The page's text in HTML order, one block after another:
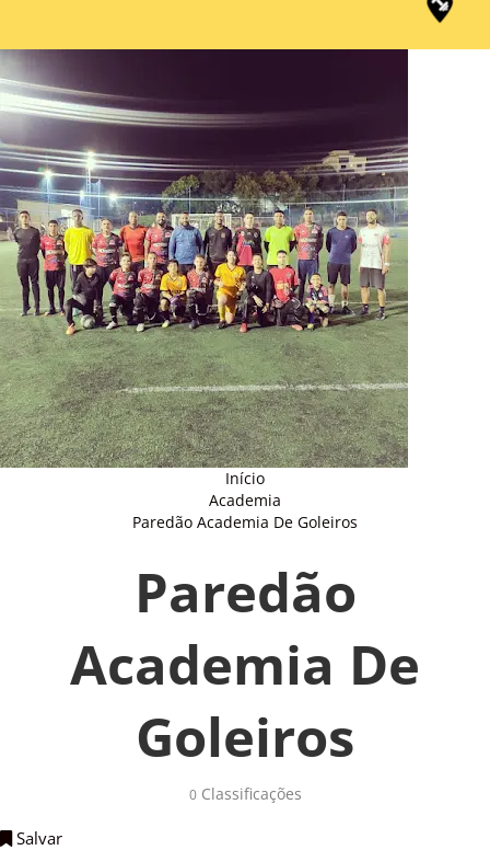
Início
Academia
Paredão Academia De Goleiros
Paredão
Academia De
Goleiros
0Classificações
Salvar